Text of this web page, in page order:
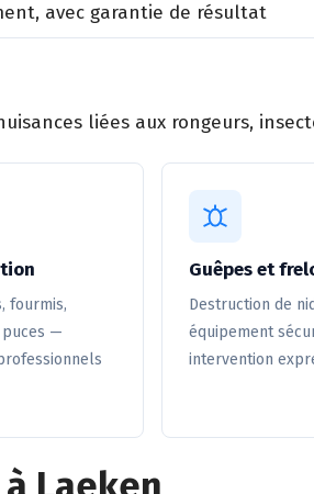
avec garantie de résultat
liées aux rongeurs,
fourmis,
puces —
Guêpes et
Destruction de
équipement
intervention